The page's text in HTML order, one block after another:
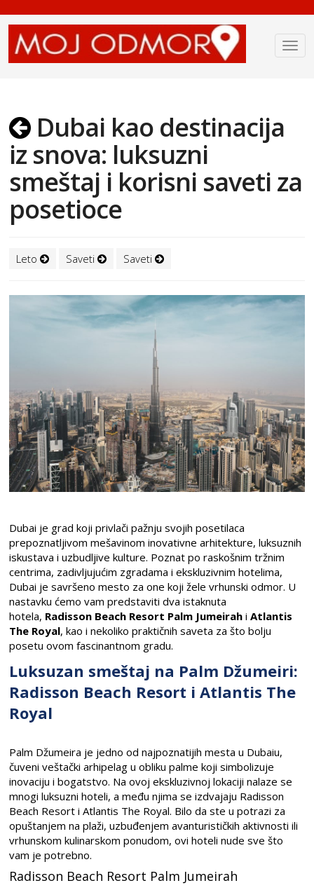
Dubai kao destinacija
iz snova: luksuzni
smeštaj i korisni saveti za
posetioce
Leto Saveti Saveti
Dubai je grad koji privlači pažnju svojih posetilaca
prepoznatljivom mešavinom inovativne arhitekture, luksuznih
iskustava i uzbudljive kulture. Poznat po raskošnim tržnim
centrima, zadivljujućim zgradama i ekskluzivnim hotelima,
Dubai je savršeno mesto za one koji žele vrhunski odmor. U
nastavku ćemo vam predstaviti dva istaknuta
hotela, Radisson Beach Resort Palm Jumeirah iAtlantis
The Royal, kao i nekoliko praktičnih saveta za što bolju
posetu ovom fascinantnom gradu.
Luksuzan smeštaj na Palm Džumeiri:
Radisson Beach Resort i Atlantis The
Royal
Palm Džumeira je jedno od najpoznatijih mesta u Dubaiu,
čuveni veštački arhipelag u obliku palme koji simbolizuje
inovaciju i bogatstvo. Na ovoj ekskluzivnoj lokaciji nalaze se
mnogi luksuzni hoteli, a među njima se izdvajaju Radisson
Beach Resort i Atlantis The Royal. Bilo da ste u potrazi za
opuštanjem na plaži, uzbuđenjem avanturističkih aktivnosti ili
vrhunskom kulinarskom ponudom, ovi hoteli nude sve što
vam je potrebno.
Radisson Beach Resort Palm Jumeirah